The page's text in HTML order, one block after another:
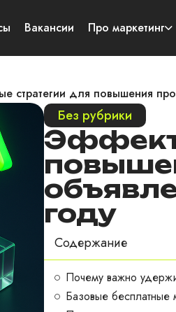
Вакансии Про маркетинг
стратегии для повышения
Без рубрики
году
Содержание
Почему важно
Базовые бесплатные